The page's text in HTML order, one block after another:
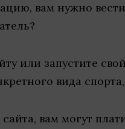
вам нужно
или запустите
вида
вам могут